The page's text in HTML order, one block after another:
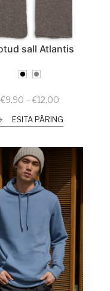
sall Atlantis
€9,90 – €12,00Price
€9,90
€12,00
ESITA PÄRING